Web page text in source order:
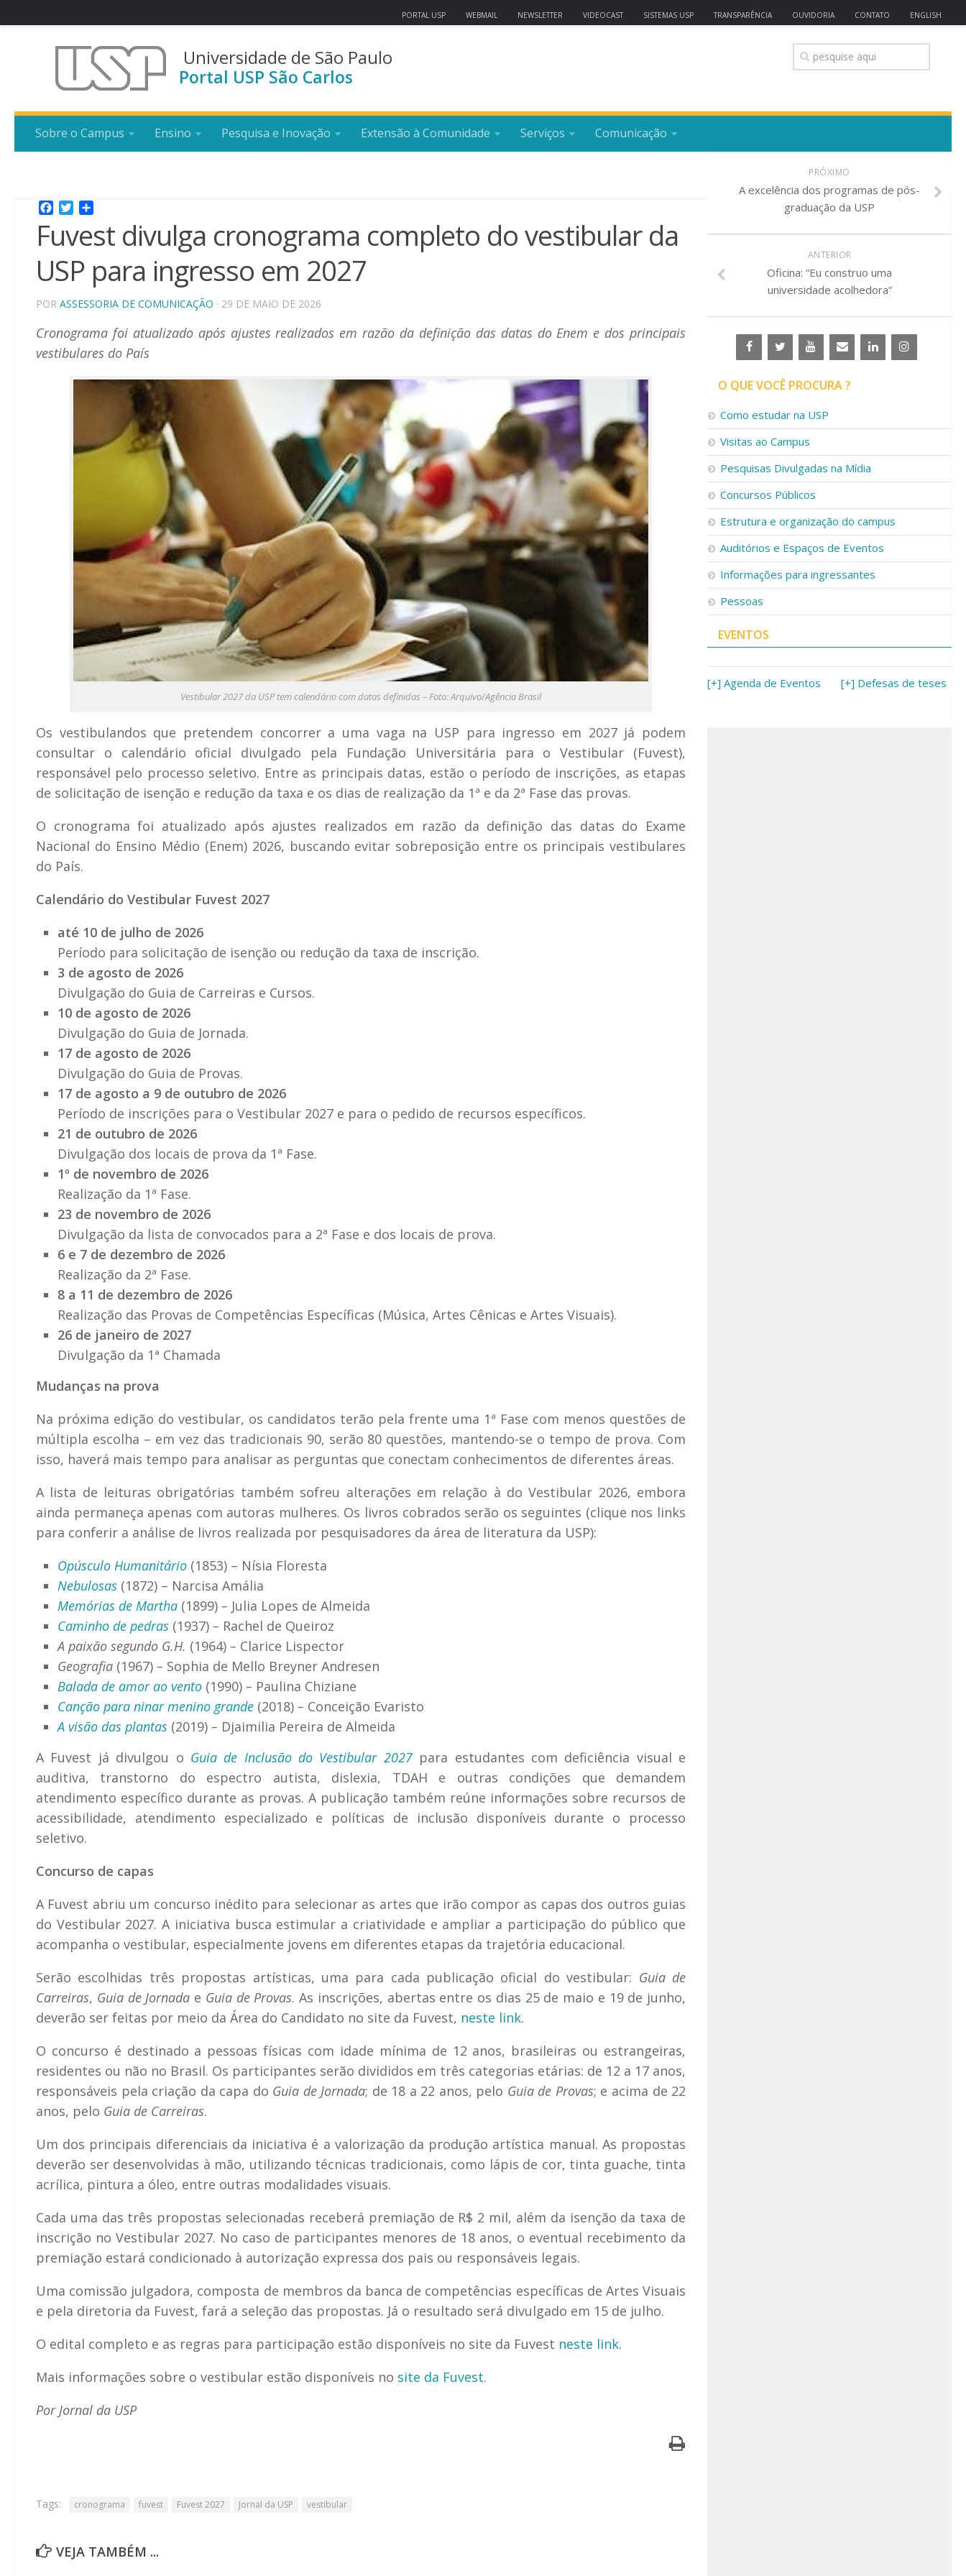
PORTAL USP WEBMAIL NEWSLETTER VIDEOCAST SISTEMAS USP TRANSPARÊNCIA OUVIDORIA CONTATO ENGLISH
Universidade de São Paulo
Portal USP São Carlos
Sobre o Campus Ensino Pesquisa e Inovação Extensão à Comunidade Serviços Comunicação
Facebook
Twitter
Fuvest divulga cronograma completo do vestibular da
USP para ingresso em 2027
POR ASSESSORIA DE COMUNICAÇÃO · 29 DE MAIO DE 2026
Cronograma foi atualizado após ajustes realizados em razão da definição das datas do Enem e dos principais
vestibulares do País
Vestibular 2027 da USP tem calendário com datas definidas – Foto: Arquivo/Agência Brasil
Os vestibulandos que pretendem concorrer a uma vaga na USP para ingresso em 2027 já podem
consultar o calendário oficial divulgado pela Fundação Universitária para o Vestibular (Fuvest),
responsável pelo processo seletivo. Entre as principais datas, estão o período de inscrições, as etapas
de solicitação de isenção e redução da taxa e os dias de realização da 1ª e da 2ª Fase das provas.
O cronograma foi atualizado após ajustes realizados em razão da definição das datas do Exame
Nacional do Ensino Médio (Enem) 2026, buscando evitar sobreposição entre os principais vestibulares
do País.
Calendário do Vestibular Fuvest 2027
até 10 de julho de 2026
Período para solicitação de isenção ou redução da taxa de inscrição.
3 de agosto de 2026
Divulgação do Guia de Carreiras e Cursos.
10 de agosto de 2026
Divulgação do Guia de Jornada.
17 de agosto de 2026
Divulgação do Guia de Provas.
17 de agosto a 9 de outubro de 2026
Período de inscrições para o Vestibular 2027 e para o pedido de recursos específicos.
21 de outubro de 2026
Divulgação dos locais de prova da 1ª Fase.
1º de novembro de 2026
Realização da 1ª Fase.
23 de novembro de 2026
Divulgação da lista de convocados para a 2ª Fase e dos locais de prova.
6 e 7 de dezembro de 2026
Realização da 2ª Fase.
8 a 11 de dezembro de 2026
Realização das Provas de Competências Específicas (Música, Artes Cênicas e Artes Visuais).
26 de janeiro de 2027
Divulgação da 1ª Chamada
Mudanças na prova
Na próxima edição do vestibular, os candidatos terão pela frente uma 1ª Fase com menos questões de
múltipla escolha – em vez das tradicionais 90, serão 80 questões, mantendo-se o tempo de prova. Com
isso, haverá mais tempo para analisar as perguntas que conectam conhecimentos de diferentes áreas.
A lista de leituras obrigatórias também sofreu alterações em relação à do Vestibular 2026, embora
ainda permaneça apenas com autoras mulheres. Os livros cobrados serão os seguintes (clique nos links
para conferir a análise de livros realizada por pesquisadores da área de literatura da USP):
Opúsculo Humanitário (1853) – Nísia Floresta
Nebulosas (1872) – Narcisa Amália
Memórias de Martha (1899) – Julia Lopes de Almeida
Caminho de pedras (1937) – Rachel de Queiroz
A paixão segundo G.H. (1964) – Clarice Lispector
Geografia (1967) – Sophia de Mello Breyner Andresen
Balada de amor ao vento (1990) – Paulina Chiziane
Canção para ninar menino grande (2018) – Conceição Evaristo
A visão das plantas (2019) – Djaimilia Pereira de Almeida
A Fuvest já divulgou o Guia de Inclusão do Vestibular 2027para estudantes com deficiência visual e
auditiva, transtorno do espectro autista, dislexia, TDAH e outras condições que demandem
atendimento específico durante as provas. A publicação também reúne informações sobre recursos de
acessibilidade, atendimento especializado e políticas de inclusão disponíveis durante o processo
seletivo.
Concurso de capas
A Fuvest abriu um concurso inédito para selecionar as artes que irão compor as capas dos outros guias
do Vestibular 2027. A iniciativa busca estimular a criatividade e ampliar a participação do público que
acompanha o vestibular, especialmente jovens em diferentes etapas da trajetória educacional.
Serão escolhidas três propostas artísticas, uma para cada publicação oficial do vestibular: Guia de
Carreiras, Guia de Jornada e Guia de Provas. As inscrições, abertas entre os dias 25 de maio e 19 de junho,
deverão ser feitas por meio da Área do Candidato no site da Fuvest, neste link.
O concurso é destinado a pessoas físicas com idade mínima de 12 anos, brasileiras ou estrangeiras,
residentes ou não no Brasil. Os participantes serão divididos em três categorias etárias: de 12 a 17 anos,
responsáveis pela criação da capa do Guia de Jornada; de 18 a 22 anos, pelo Guia de Provas; e acima de 22
anos, pelo Guia de Carreiras.
Um dos principais diferenciais da iniciativa é a valorização da produção artística manual. As propostas
deverão ser desenvolvidas à mão, utilizando técnicas tradicionais, como lápis de cor, tinta guache, tinta
acrílica, pintura a óleo, entre outras modalidades visuais.
Cada uma das três propostas selecionadas receberá premiação de R$ 2 mil, além da isenção da taxa de
inscrição no Vestibular 2027. No caso de participantes menores de 18 anos, o eventual recebimento da
premiação estará condicionado à autorização expressa dos pais ou responsáveis legais.
Uma comissão julgadora, composta de membros da banca de competências específicas de Artes Visuais
e pela diretoria da Fuvest, fará a seleção das propostas. Já o resultado será divulgado em 15 de julho.
O edital completo e as regras para participação estão disponíveis no site da Fuvest neste link.
Mais informações sobre o vestibular estão disponíveis no site da Fuvest.
Por Jornal da USP
Tags: cronograma fuvest Fuvest 2027 Jornal da USP vestibular
VEJA TAMBÉM ...
PRÓXIMO
A excelência dos programas de pós-
graduação da USP
ANTERIOR
Oficina: “Eu construo uma
universidade acolhedora”
O QUE VOCÊ PROCURA ?
Como estudar na USP
Visitas ao Campus
Pesquisas Divulgadas na Mídia
Concursos Públicos
Estrutura e organização do campus
Auditórios e Espaços de Eventos
Informações para ingressantes
Pessoas
EVENTOS
[+] Agenda de Eventos [+] Defesas de teses